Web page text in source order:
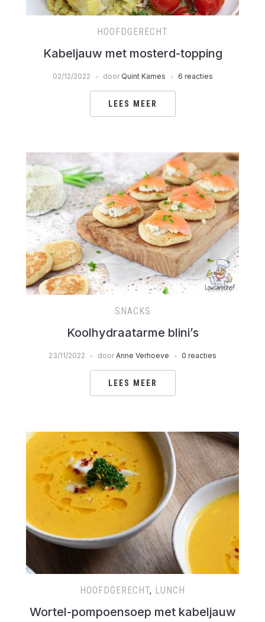
HOOFDGERECHT
Kabeljauw met mosterd-topping
02/12/2022 door Quint Kames 6 reacties
LEES MEER
SNACKS
Koolhydraatarme blini’s
23/11/2022 door Anne Verhoeve 0 reacties
LEES MEER
HOOFDGERECHT, LUNCH
Wortel-pompoensoep met kabeljauw